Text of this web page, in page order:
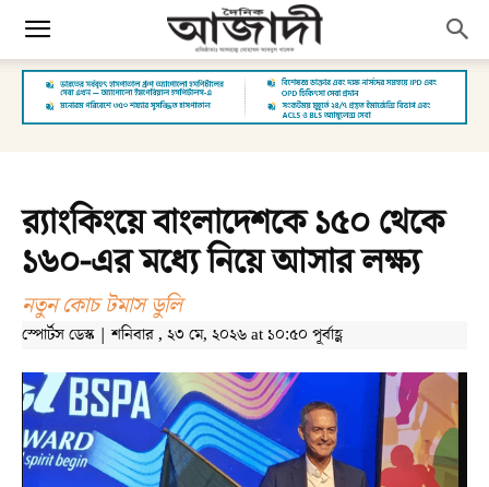
র‌্যাংকিংয়ে বাংলাদেশকে ১৫০ থেকে
১৬০-এর মধ্যে নিয়ে আসার লক্ষ্য
নতুন কোচ টমাস ডুলি
স্পোর্টস ডেস্ক | শনিবার , ২৩ মে, ২০২৬ at ১০:৫০ পূর্বাহ্ণ